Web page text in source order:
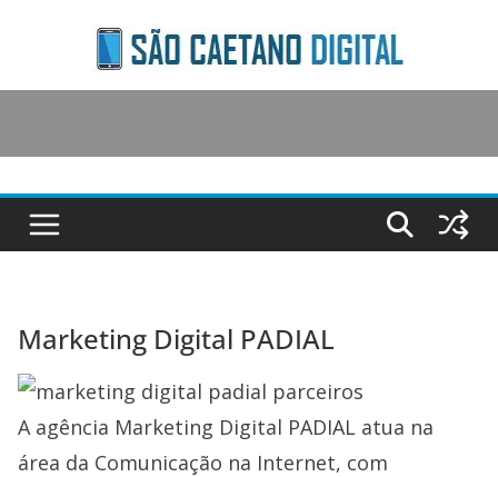
content
Marketing Digital PADIAL
A agência Marketing Digital PADIAL atua na
área da Comunicação na Internet, com